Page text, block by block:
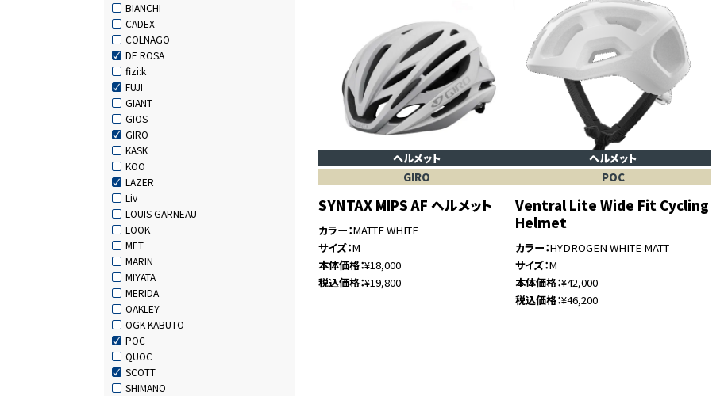
BIANCHI
CADEX
COLNAGO
DE ROSA
fizi:k
FUJI
GIANT
GIOS
GIRO
KASK
KOO
LAZER
Liv
LOUIS GARNEAU
LOOK
MET
MARIN
MIYATA
MERIDA
OAKLEY
OGK KABUTO
POC
QUOC
SCOTT
SHIMANO
ヘルメット
GIRO
SYNTAX MIPS AF ヘルメット
カラー MATTE WHITE
サイズ M
本体価格 ¥18,000
税込価格 ¥19,800
ヘルメット
POC
Ventral Lite Wide Fit Cycling
Helmet
カラー HYDROGEN WHITE MATT
サイズ M
本体価格 ¥42,000
税込価格 ¥46,200